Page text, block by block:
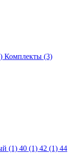
Комплекты (3)
(1) 40 (1) 42 (1) 44